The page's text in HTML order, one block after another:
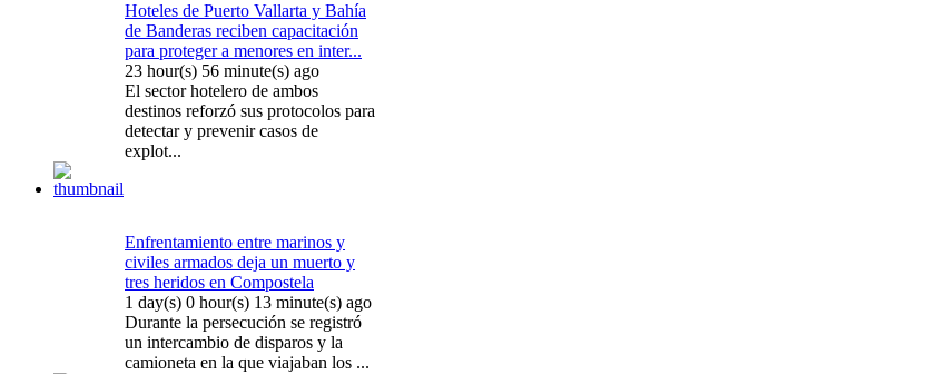
Hoteles de Puerto Vallarta y Bahía
de Banderas reciben capacitación
para proteger a menores en inter...
23 hour(s) 56 minute(s) ago
El sector hotelero de ambos
destinos reforzó sus protocolos para
detectar y prevenir casos de
explot...
Enfrentamiento entre marinos y
civiles armados deja un muerto y
tres heridos en Compostela
1 day(s) 0 hour(s) 13 minute(s) ago
Durante la persecución se registró
un intercambio de disparos y la
camioneta en la que viajaban los ...